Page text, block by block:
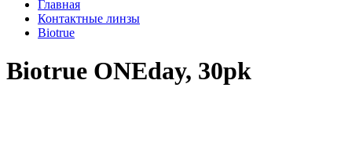
Главная
Контактные линзы
Biotrue
Biotrue ONEday, 30pk